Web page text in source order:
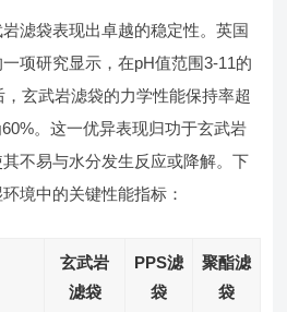
滤袋表现出卓越的稳定性。英国
项研究显示，在pH值范围3-11的
玄武岩滤袋的力学性能保持率超
。这一优异表现归功于玄武岩
不易与水分发生反应或降解。下
境中的关键性能指标：
玄武岩
滤袋
PPS滤
袋
聚酯滤
袋